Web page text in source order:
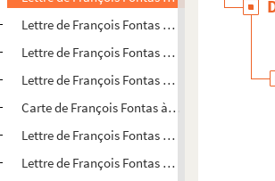
Lettre de François Fontas à Paul Albarel
Lettre de François Fontas à Paul Albarel
Lettre de François Fontas à Paul Albarel
Carte de François Fontas à Paul Albarel
Lettre de François Fontas à Paul Albarel
Lettre de François Fontas à Paul Albarel